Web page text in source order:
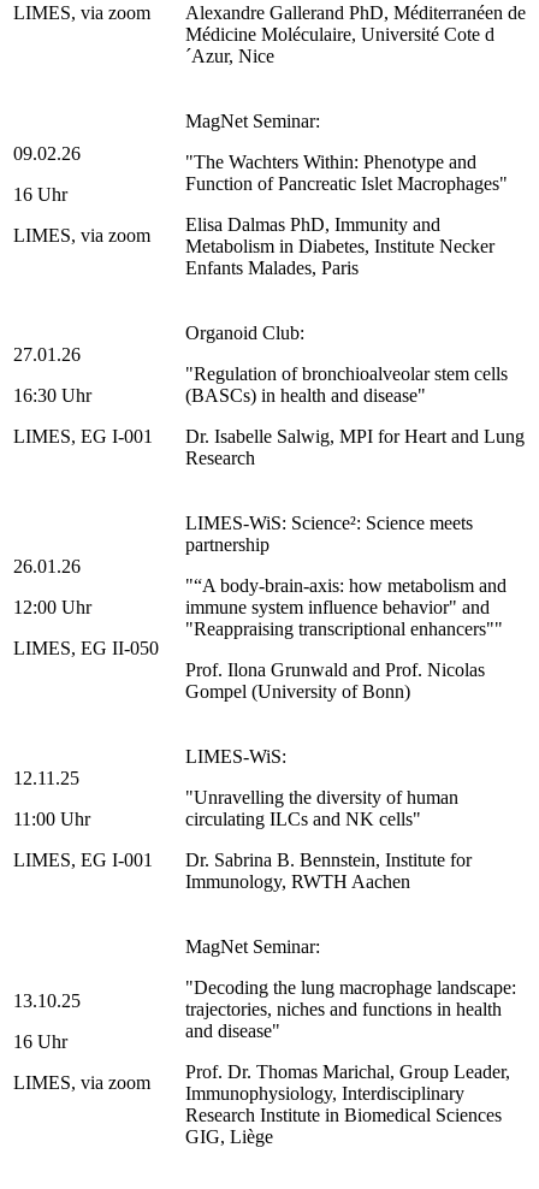
LIMES, via zoom
Alexandre Gallerand PhD, Méditerranéen de
Médicine Moléculaire, Université Cote d
´Azur, Nice
09.02.26
16 Uhr
LIMES, via zoom
MagNet Seminar:
"The Wachters Within: Phenotype and
Function of Pancreatic Islet Macrophages"
Elisa Dalmas PhD, Immunity and
Metabolism in Diabetes, Institute Necker
Enfants Malades, Paris
27.01.26
16:30 Uhr
LIMES, EG I-001
Organoid Club:
"Regulation of bronchioalveolar stem cells
(BASCs) in health and disease"
Dr. Isabelle Salwig, MPI for Heart and Lung
Research
26.01.26
12:00 Uhr
LIMES, EG II-050
LIMES-WiS: Science²: Science meets
partnership
"“A body-brain-axis: how metabolism and
immune system influence behavior" and
"Reappraising transcriptional enhancers""
Prof. Ilona Grunwald and Prof. Nicolas
Gompel (University of Bonn)
12.11.25
11:00 Uhr
LIMES, EG I-001
LIMES-WiS:
"Unravelling the diversity of human
circulating ILCs and NK cells"
Dr. Sabrina B. Bennstein, Institute for
Immunology, RWTH Aachen
13.10.25
16 Uhr
LIMES, via zoom
MagNet Seminar:
"Decoding the lung macrophage landscape:
trajectories, niches and functions in health
and disease"
Prof. Dr. Thomas Marichal, Group Leader,
Immunophysiology, Interdisciplinary
Research Institute in Biomedical Sciences
GIG, Liège